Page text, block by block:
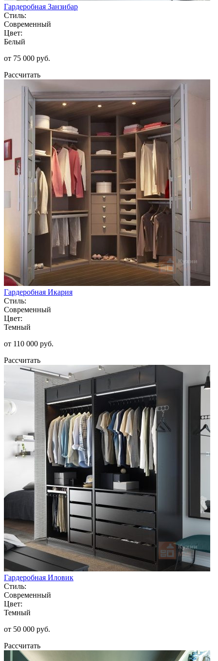
Гардеробная Занзибар
Стиль:
Современный
Цвет:
Белый
от 75 000 руб.
Рассчитать
Гардеробная Икария
Стиль:
Современный
Цвет:
Темный
от 110 000 руб.
Рассчитать
Гардеробная Иловик
Стиль:
Современный
Цвет:
Темный
от 50 000 руб.
Рассчитать